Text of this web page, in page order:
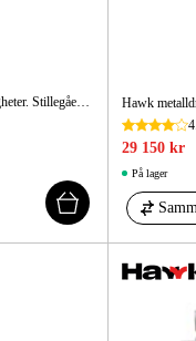
Gulvmodell med tannhjulsdrift og åtte (8) hastigheter. Stillegående og vedlikeholdsfri girkasse. Svingbart borhode.
Hawk
29 150 kr
På lager